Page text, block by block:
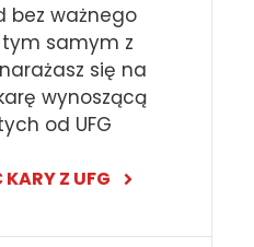
bez ważnego
samym z
się na
wynoszącą
od UFG
Z UFG